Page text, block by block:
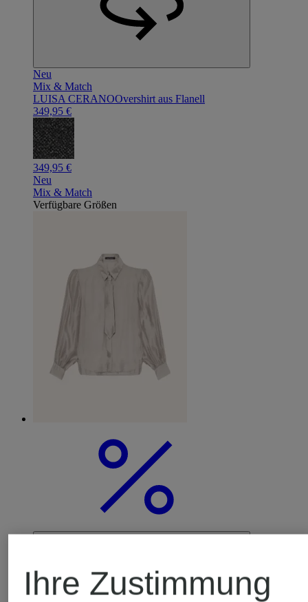
Neu
Mix & Match
LUISA CERANOOvershirt aus Flanell
349,95 €
349,95 €
Neu
Mix & Match
Verfügbare Größen
Ihre Zustimmung